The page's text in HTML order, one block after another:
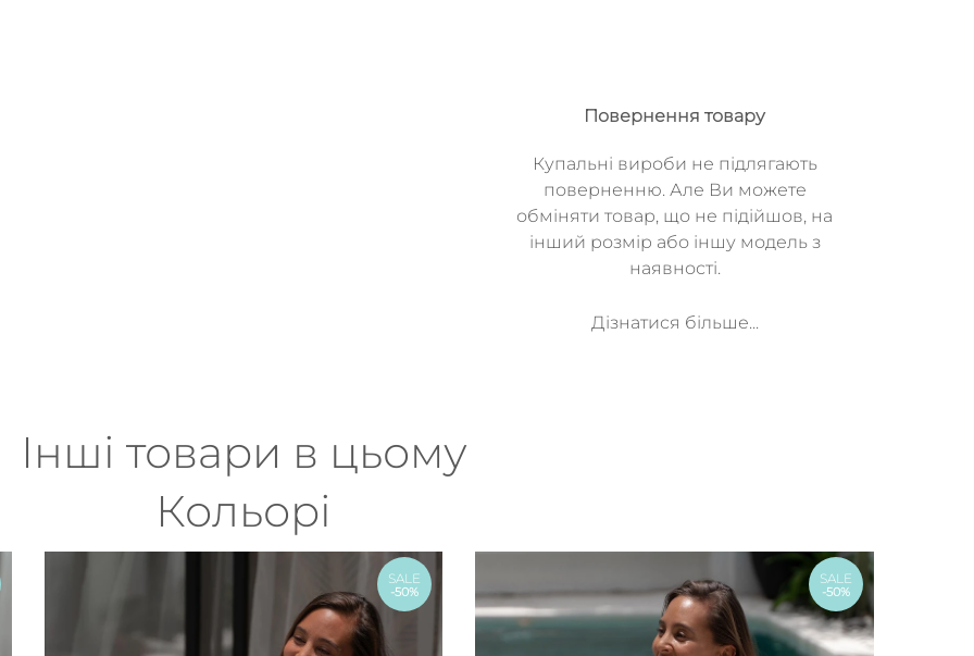
Повернення товару
Купальні вироби не підлягають
поверненню. Але Ви можете
обміняти товар, що не підійшов, на
інший розмір або іншу модель з
наявності.
Дізнатися більше...
Інші товари в цьому
Кольорі
SALE
-50%
SALE
-50%